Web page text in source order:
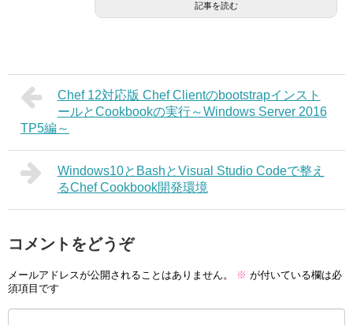
記事を読む
Chef 12対応版 Chef Clientのbootstrapインスト
ールとCookbookの実行～Windows Server 2016
TP5編～
Windows10とBashとVisual Studio Codeで整え
るChef Cookbook開発環境
コメントをどうぞ
メールアドレスが公開されることはありません。 ※ が付いている欄は必
須項目です